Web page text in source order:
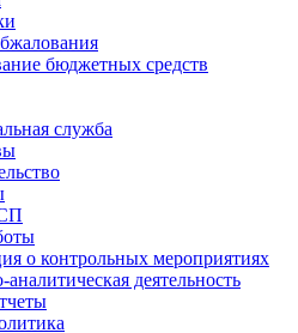
бюджетных средств
служба
о контрольных мероприятиях
деятельность